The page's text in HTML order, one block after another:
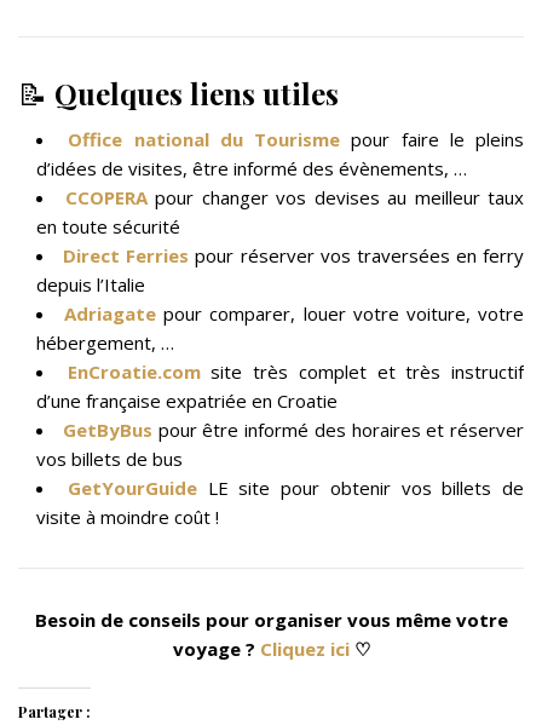
📝 Quelques liens utiles
Office national du Tourisme pour faire le pleins
d’idées de visites, être informé des évènements, …
CCOPERApour changer vos devises au meilleur taux
en toute sécurité
Direct Ferries pour réserver vos traversées en ferry
depuis l’Italie
Adriagate pour comparer, louer votre voiture, votre
hébergement, …
EnCroatie.comsite très complet et très instructif
d’une française expatriée en Croatie
GetByBus pour être informé des horaires et réserver
vos billets de bus
GetYourGuideLE site pour obtenir vos billets de
visite à moindre coût !
Besoin de conseils pour organiser vous même votre
voyage ? Cliquez ici♡
Partager :